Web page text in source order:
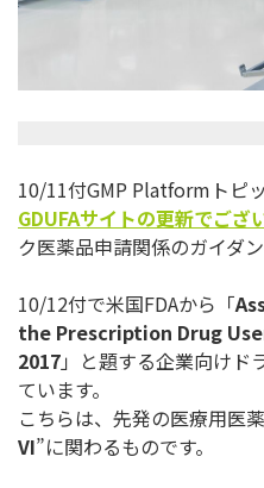
10/11付GMP Platformトピ
GDUFAサイトの更新でござ
ク医薬品申請関係のガイダ
10/12付で米国FDAから「
the Prescription Drug
2017」 と題する企業向けド
ています。
こちらは、先発の医療用医
VI”に関わるものです。